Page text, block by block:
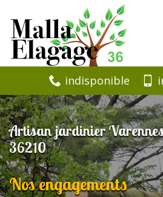
indisponible
Artisan jardinier
36210
Nos engagements